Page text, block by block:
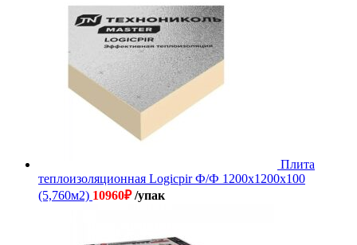
Плита
теплоизоляционная Logicpir Ф/Ф 1200х1200х100
(5,760м2) 10960₽/упак